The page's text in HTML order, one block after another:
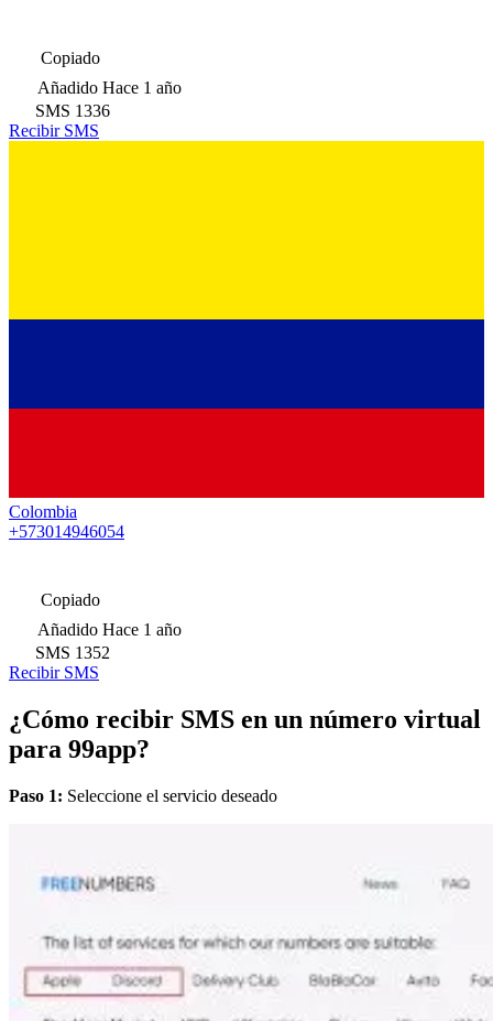
Copiado
Añadido Hace 1 año
SMS 1336
Recibir SMS
Colombia
+573014946054
Copiado
Añadido Hace 1 año
SMS 1352
Recibir SMS
¿Cómo recibir SMS en un número virtual
para 99app?
Paso 1: Seleccione el servicio deseado